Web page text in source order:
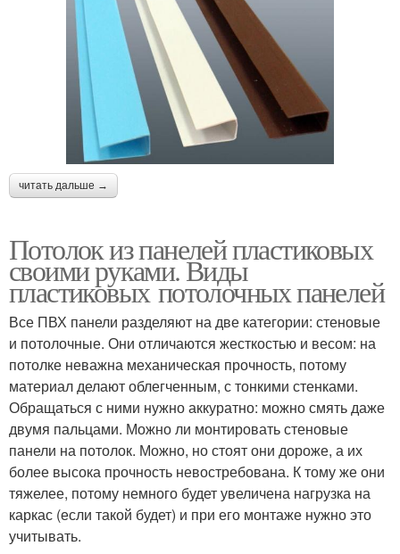
читать дальше →
Потолок из панелей пластиковых
своими руками. Виды
пластиковых потолочных панелей
Все ПВХ панели разделяют на две категории: стеновые
и потолочные. Они отличаются жесткостью и весом: на
потолке неважна механическая прочность, потому
материал делают облегченным, с тонкими стенками.
Обращаться с ними нужно аккуратно: можно смять даже
двумя пальцами. Можно ли монтировать стеновые
панели на потолок. Можно, но стоят они дороже, а их
более высока прочность невостребована. К тому же они
тяжелее, потому немного будет увеличена нагрузка на
каркас (если такой будет) и при его монтаже нужно это
учитывать.